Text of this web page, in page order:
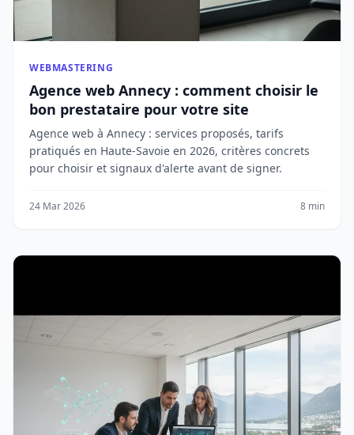
WEBMASTERING
Agence web Annecy : comment choisir le
bon prestataire pour votre site
Agence web à Annecy : services proposés, tarifs
pratiqués en Haute-Savoie en 2026, critères concrets
pour choisir et signaux d'alerte avant de signer.
24 Mar 2026 8 min